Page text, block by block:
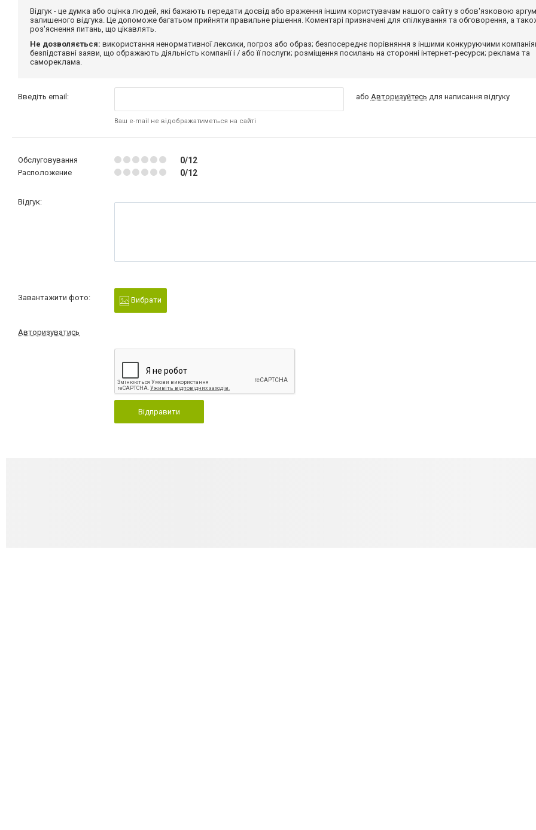
Відгук - це думка або оцінка людей, які бажають передати досвід або враження іншим користувачам нашого сайту з обов'язковою
залишеного відгука. Це допоможе багатьом прийняти правильне рішення. Коментарі призначені для спілкування та обговорення, а
роз'яснення питань, що цікавлять.
Не дозволяється: використання ненормативної лексики, погроз або образ; безпосереднє порівняння з іншими конкуруючими
безпідставні заяви, що ображають діяльність компанії і / або її послуги; розміщення посилань на сторонні інтернет-ресурси; реклама та
самореклама.
Введіть email:
Ваш e-mail не відображатиметься на сайті
або Авторизуйтесь для написання відгуку
Обслуговування 0/12
Расположение 0/12
Відгук:
Завантажити фото: Вибрати
Авторизуватись
Відправити